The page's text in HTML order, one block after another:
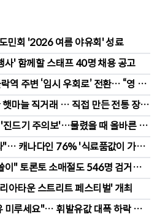
민회 '2026 여름 야유회' 성료
사' 함께할 스태프 40명 채용 공고
역 주변 ‘임시 우회로’ 전환… “영 스
햇마늘 직거래 … 직접 만든 전통 장류
진드기 주의보'…물렸을 때 올바른 대
"… 캐나다인 76% '식료품값이 가장
이" 토론토 소매절도 546명 검거…
아타운 스트리트 페스티벌' 개최
미루세요"… 휘발유값 대폭 하락 예